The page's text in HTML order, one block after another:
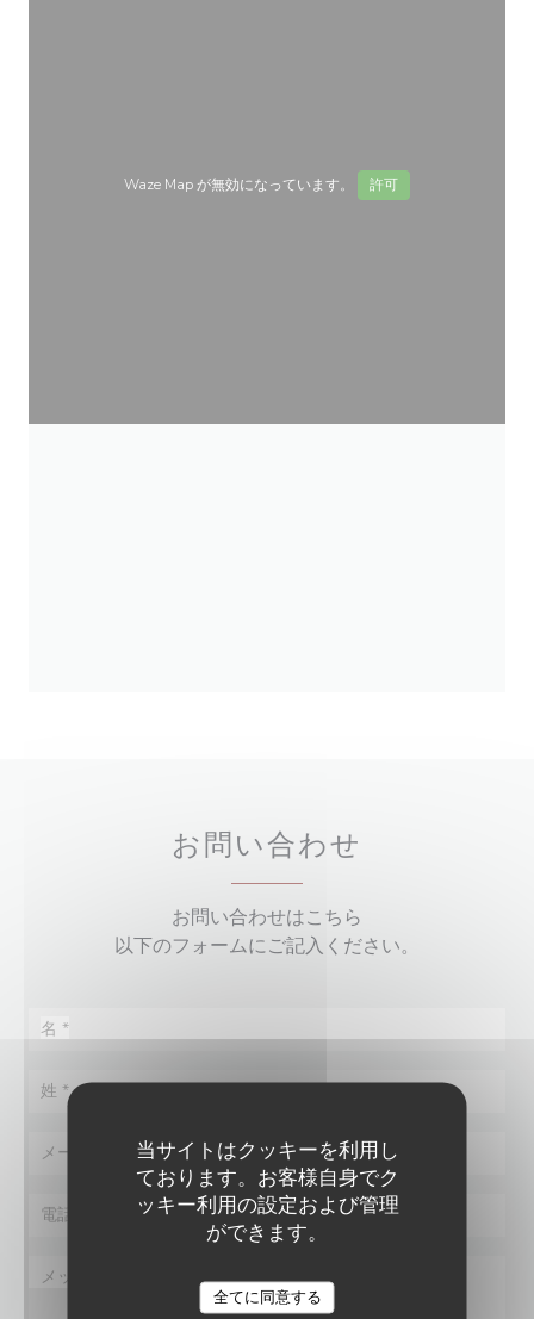
当サイトはクッキーを利用し
ております。お客様自身でク
ッキー利用の設定および管理
ができます。
全てに同意する
Waze Map が無効になっています。 許可
お問い合わせ
お問い合わせはこちら
以下のフォームにご記入ください。